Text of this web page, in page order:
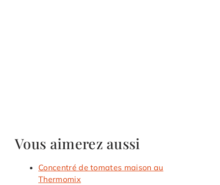
Vous aimerez aussi
Concentré de tomates maison au
Thermomix